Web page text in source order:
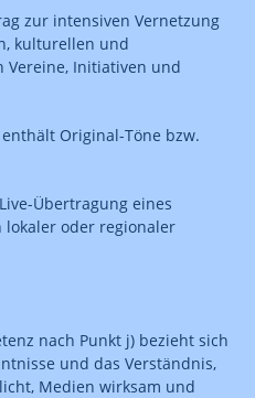
zur intensiven Vernetzung
kulturellen und
Vereine, Initiativen und
Original-Töne bzw.
Übertragung eines
lokaler oder regionaler
nach Punkt j) bezieht sich
und das Verständnis,
Medien wirksam und